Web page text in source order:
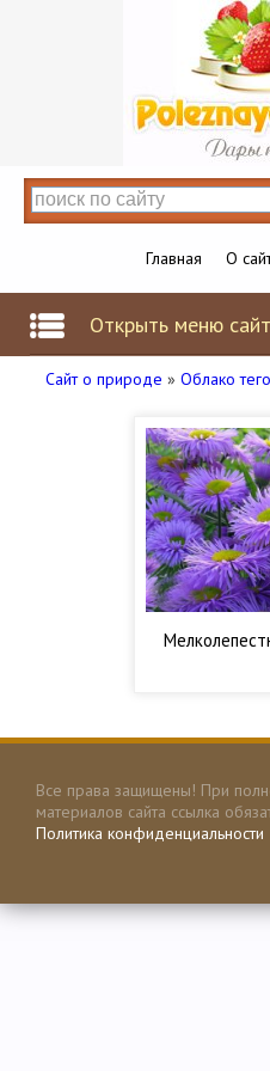
Главная О
Открыть меню
Сайт о природе » Облако
Все права защищены! При
материалов сайта ссылка
Политика конфиденциальности